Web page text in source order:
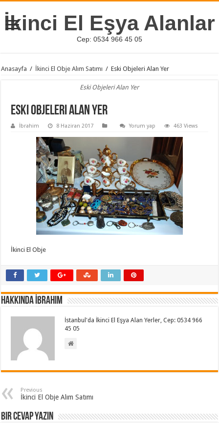
İkinci El Eşya Alanlar
Cep: 0534 966 45 05
Anasayfa / İkinci El Obje Alım Satımı / Eski Objeleri Alan Yer
Eski Objeleri Alan Yer
Eski Objeleri Alan Yer
İbrahim 8 Haziran 2017 Yorum yap 463 Views
İkinci El Obje
Hakkında İbrahim
İstanbul'da İkinci El Eşya Alan Yerler, Cep: 0534 966
45 05
Previous
İkinci El Obje Alım Satımı
Bir cevap yazın